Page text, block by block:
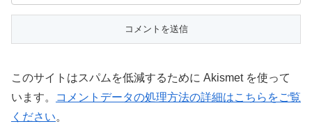
このサイトはスパムを低減するために Akismet を使って
います。
コメントデータの処理方法の詳細はこちらをご覧
ください。